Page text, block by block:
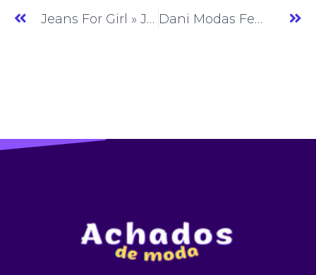
Jeans For Girl » Jeans » CE » (#AM810) Dani Modas Femenina » Moda Feminina » SP » (#AM813)